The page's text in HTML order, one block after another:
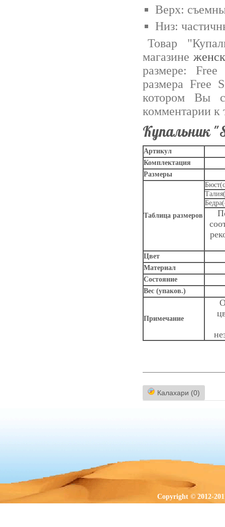
Верх:
Низ:
Товар
магазине
размере:
размера Free
котором Вы
комментарии к
Купальник
Артикул
Комплектация
Размеры
Таблица размеров
Цвет
Материал
Состояние
Вес (упаков.)
Примечание
Калахари (0)
Copyright © 2012-